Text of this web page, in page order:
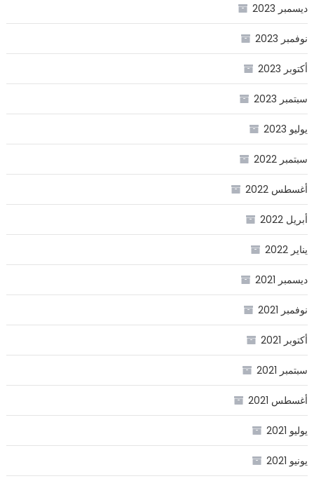
ديسمبر 2023
نوفمبر 2023
أكتوبر 2023
سبتمبر 2023
يوليو 2023
سبتمبر 2022
أغسطس 2022
أبريل 2022
يناير 2022
ديسمبر 2021
نوفمبر 2021
أكتوبر 2021
سبتمبر 2021
أغسطس 2021
يوليو 2021
يونيو 2021